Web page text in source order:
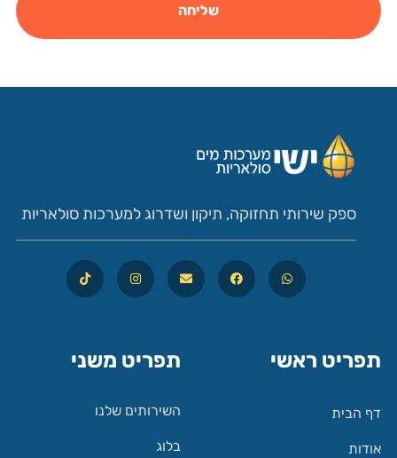
שליחה
ספק שירותי תחזוקה, תיקון ושדרוג למערכות סולאריות
תפריט ראשי
דף הבית
אודות
תפריט משני
השירותים שלנו
בלוג